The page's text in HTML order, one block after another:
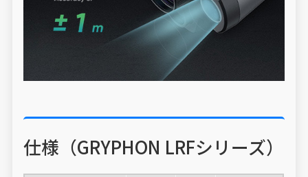
仕様（GRYPHON LRFシリーズ）